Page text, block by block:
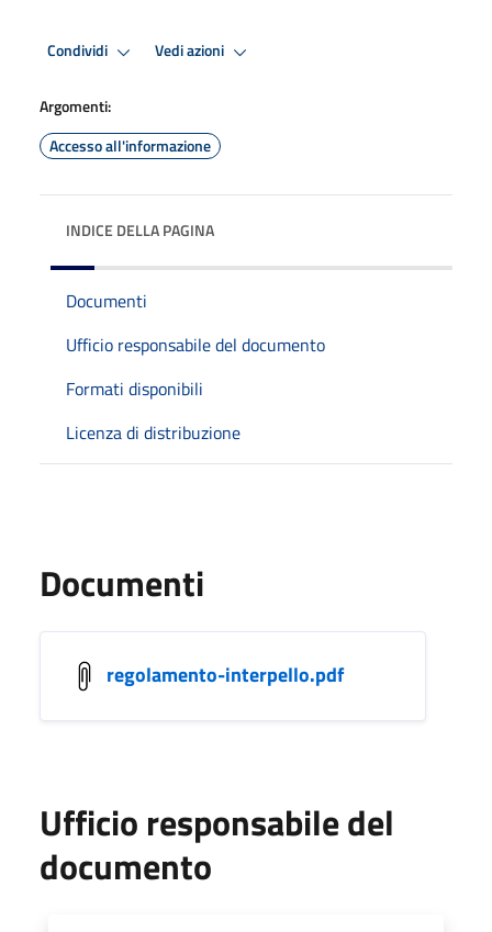
Condividi Vedi azioni
Argomenti:
Accesso all'informazione
INDICE DELLA PAGINA
Documenti
Ufficio responsabile del documento
Formati disponibili
Licenza di distribuzione
Documenti
regolamento-interpello.pdf
Ufficio responsabile del
documento